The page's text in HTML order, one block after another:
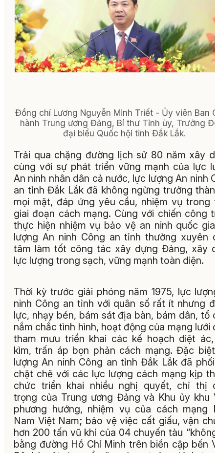
Đồng chí Lương Nguyễn Minh Triết - Ủy viên Ban
hành Trung ương Đảng, Bí thư Tỉnh ủy, Trưởng
đại biểu Quốc hội tỉnh Đắk Lắk.
Trải qua chặng đường lịch sử 80 năm xây
cùng với sự phát triển vững mạnh của lực
An ninh nhân dân cả nước, lực lượng An ninh
an tỉnh Đắk Lắk đã không ngừng trưởng
mọi mặt, đáp ứng yêu cầu, nhiệm vụ trong
giai đoạn cách mạng. Cùng với chiến công
thực hiện nhiệm vụ bảo vệ an ninh quốc
lượng An ninh Công an tỉnh thường xuyên
tâm làm tốt công tác xây dựng Đảng, xây
lực lượng trong sạch, vững mạnh toàn diện.
Thời kỳ trước giải phóng năm 1975, lực
ninh Công an tỉnh với quân số rất ít nhưng
lực, nhạy bén, bám sát địa bàn, bám dân, tổ
nắm chắc tình hình, hoạt động của mạng lưới
tham mưu triển khai các kế hoạch diệt ác,
kìm, trấn áp bọn phản cách mạng. Đặc
lượng An ninh Công an tỉnh Đắk Lắk đã phối
chặt chẽ với các lực lượng cách mạng kịp
chức triển khai nhiều nghị quyết, chỉ thị
trọng của Trung ương Đảng và Khu ủy khu
phương hướng, nhiệm vụ của cách mạng
Nam Việt Nam; bảo vệ việc cất giấu, vận
hơn 200 tấn vũ khí của 04 chuyến tàu “không
bằng đường Hồ Chí Minh trên biển cập bến